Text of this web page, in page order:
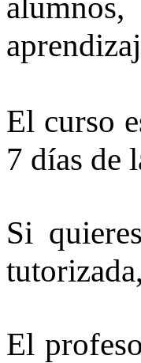
El curso
7 días de
Si
tutorizada,
El